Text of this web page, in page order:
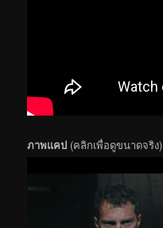
ภาพแคป (คลิกเพื่อดูขนาดจริง)